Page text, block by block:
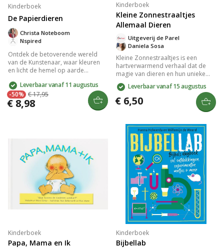
Kinderboek
De Papierdieren
Nspired
Christa Noteboom
Ontdek de betoverende wereld
van de Kunstenaar, waar kleuren
en licht de hemel op aarde
creativiteit en spanning als een
jaloers hulpje de papieren wereld
bedreigt. Zal het plan van de
Kunstenaar slagen en de wereld
Leverbaar vanaf 11 augustus
-50% € 17,95
€ 8,98
Kinderboek
Kleine Zonnestraaltjes
Allemaal Dieren
Daniela Sosa
Uitgeverij de Parel
Kleine Zonnestraaltjes is een
hartverwarmend verhaal dat de
magie van dieren en hun unieke
vriendschappen viert. De
sfeervolle illustraties en
betoverende teksten brengen je
mee in een wereld vol avontuur en
liefde. Dit boek is perfect voor
de kracht van vriendschap en de
schoonheid van de natuur. Een
must-have voor elke
kinderboekenverzameling.
Leverbaar vanaf 15 augustus
€ 6,50
Kinderboek
Papa, Mama en Ik
Kinderboek
Bijbellab